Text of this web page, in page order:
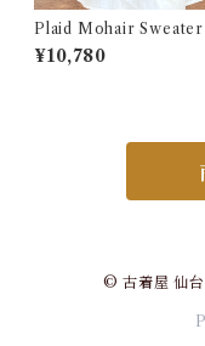
Plaid Mohair Sweater
ック柄 モヘア セータ
¥10,780
© 古着屋 仙